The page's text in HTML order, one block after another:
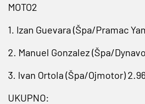
MOTO2
1. Izan Guevara (Špa/Pramac
2. Manuel Gonzalez (Špa/
3. Ivan Ortola (Špa/Ojmotor)
UKUPNO: